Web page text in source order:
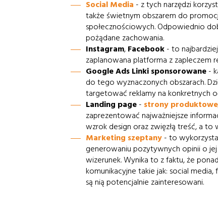
Social Media - z tych narzędzi
także świetnym obszarem do
społecznościowych. Odpowiednio
pożądane zachowania.
Instagram, Facebook - to
zaplanowana platforma z zapleczem
Google Ads Linki sponsorowane -
do tego wyznaczonych obszarach.
targetować reklamy na konkretnych
Landing page - strony produktowe
zaprezentować najważniejsze
wzrok design oraz zwięzłą treść, a
Marketing szeptany - to
generowaniu pozytywnych opinii o jej
wizerunek. Wynika to z faktu, że
komunikacyjne takie jak: social
są nią potencjalnie zainteresowani.